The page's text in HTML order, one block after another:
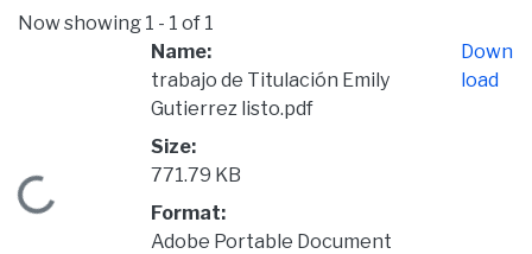
Now showing 1 - 1 of 1
Loading...
Name:
trabajo de Titulación Emily
Gutierrez listo.pdf
Size:
771.79 KB
Format:
Adobe Portable Document
Down
load